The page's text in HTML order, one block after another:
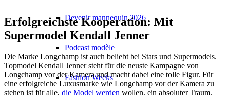
Devenir mannequin 2026
Podcast modèle
Fashion Weeks
Erfolgreichste Kooperation: Mit
Supermodel Kendall Jenner
Die Marke Longchamp ist auch beliebt bei Stars und Supermodels.
Topmodel Kendall Jenner steht für die neuste Kampagne von
Longchamp vor der Kamera und macht dabei eine tolle Figur. Für
eine erfolgreiche Luxusmarke wie Longchamp vor der Kamera zu
stehen ist für alle, die Model werden wollen, ein absoluter Traum.